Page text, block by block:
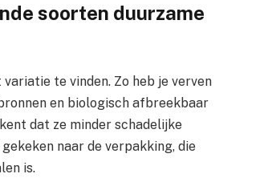
soorten duurzame
te vinden. Zo heb je verven
en biologisch afbreekbaar
dat ze minder schadelijke
naar de verpakking, die
is.